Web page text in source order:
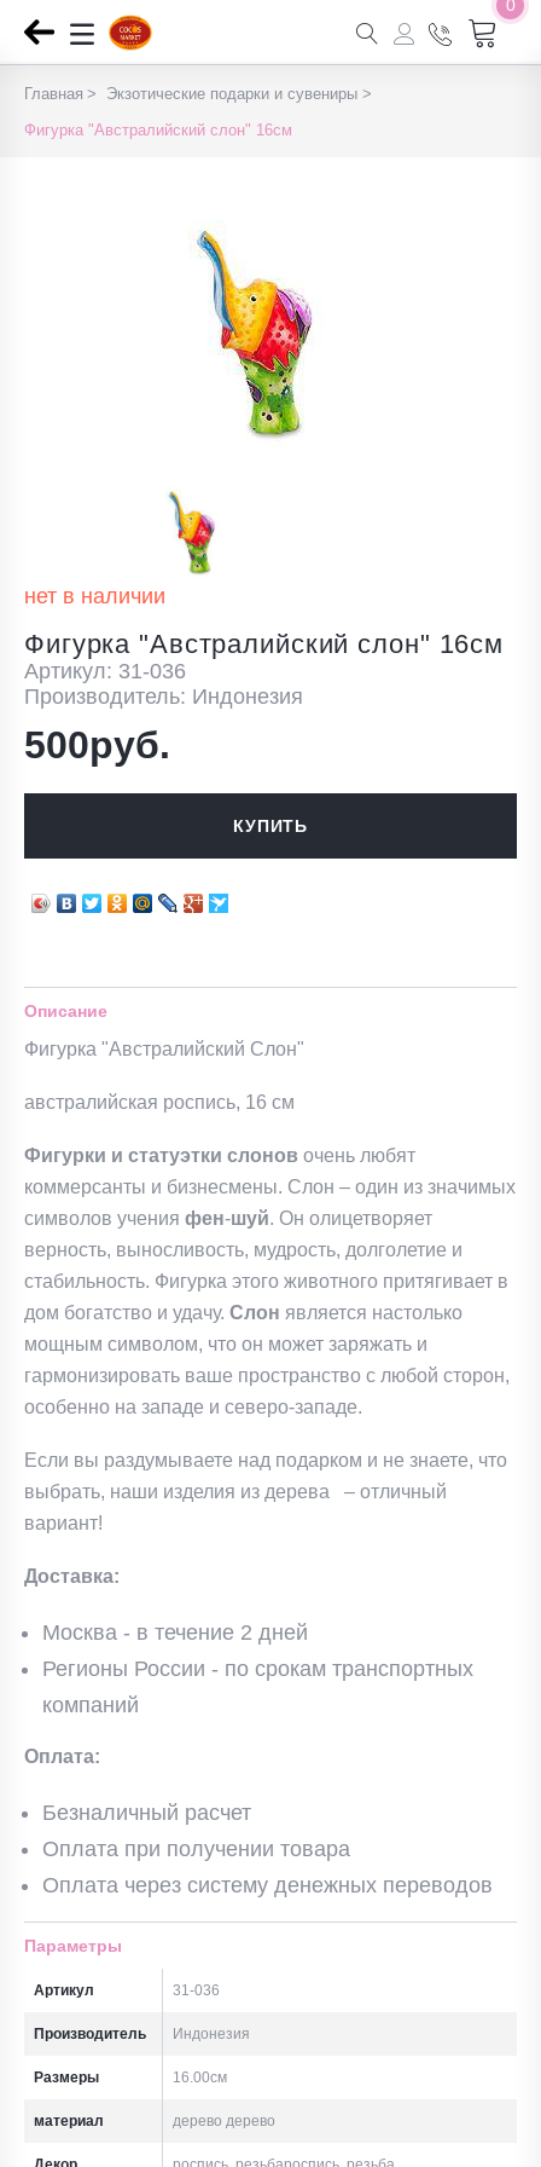
0
Главная
Экзотические подарки и сувениры
Фигурка "Австралийский слон" 16см
нет в наличии
Фигурка "Австралийский слон" 16см
Артикул: 31-036
Производитель: Индонезия
500руб.
КУПИТЬ
Описание
Фигурка "Австралийский Слон"
австралийская роспись, 16 см
Фигурки и статуэтки слонов очень любят
коммерсанты и бизнесмены. Слон – один из значимых
символов учения фен-шуй. Он олицетворяет
верность, выносливость, мудрость, долголетие и
стабильность. Фигурка этого животного притягивает в
дом богатство и удачу. Слон является настолько
мощным символом, что он может заряжать и
гармонизировать ваше пространство с любой сторон,
особенно на западе и северо-западе.
Если вы раздумываете над подарком и не знаете, что
выбрать, наши изделия из дерева – отличный
вариант!
Доставка:
Москва - в течение 2 дней
Регионы России - по срокам транспортных
компаний
Оплата:
Безналичный расчет
Оплата при получении товара
Оплата через систему денежных переводов
Параметры
Артикул 31-036
Производитель Индонезия
Размеры 16.00см
материал дерево дерево